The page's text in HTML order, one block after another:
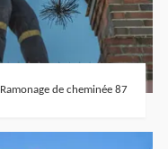
Ramonage de cheminée 87